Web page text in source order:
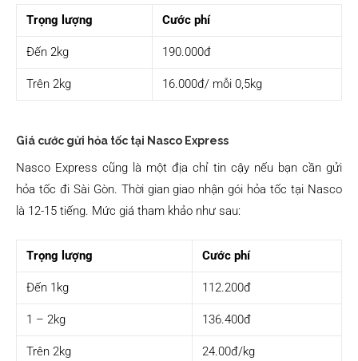
Trọng lượng Cước phí
Đến 2kg 190.000đ
Trên 2kg 16.000đ/ mỗi 0,5kg
Giá cước gửi hỏa tốc tại Nasco Express
Nasco Express cũng là một địa chỉ tin cậy nếu bạn cần gửi
hỏa tốc đi Sài Gòn. Thời gian giao nhận gói hỏa tốc tại Nasco
là 12-15 tiếng. Mức giá tham khảo như sau:
Trọng lượng Cước phí
Đến 1kg 112.200đ
1 – 2kg 136.400đ
Trên 2kg 24.00đ/kg